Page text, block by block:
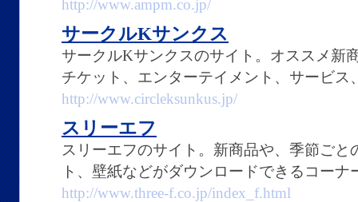
http://www.ampm.co.jp/
サークルKサンクス
サークルKサンクスのサイト。オススメ新
チケット、エンターテイメント、サービス
http://www.circleksunkus.jp/
スリーエフ
スリーエフのサイト。新商品や、季節ご
ト、壁紙などがダウンロードできるコーナ
http://www.three-f.co.jp/index_f.html